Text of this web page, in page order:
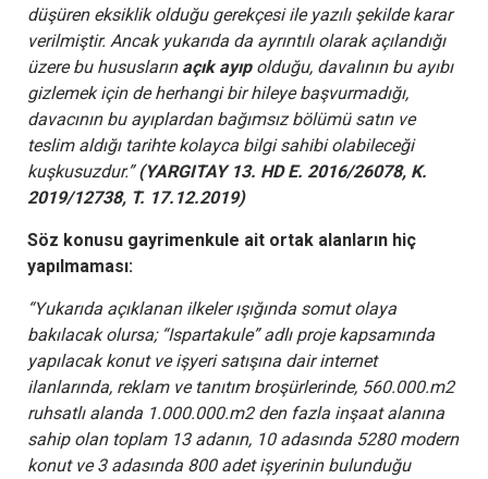
düşüren eksiklik olduğu gerekçesi ile yazılı şekilde karar
verilmiştir. Ancak yukarıda da ayrıntılı olarak açılandığı
üzere bu hususlarınaçık ayıp olduğu, davalının bu ayıbı
gizlemek için de herhangi bir hileye başvurmadığı,
davacının bu ayıplardan bağımsız bölümü satın ve
teslim aldığı tarihte kolayca bilgi sahibi olabileceği
kuşkusuzdur.”(YARGITAY 13. HD E. 2016/26078, K.
2019/12738, T. 17.12.2019)
Söz konusu gayrimenkule ait ortak alanların hiç
yapılmaması:
“Yukarıda açıklanan ilkeler ışığında somut olaya
bakılacak olursa; “Ispartakule” adlı proje kapsamında
yapılacak konut ve işyeri satışına dair internet
ilanlarında, reklam ve tanıtım broşürlerinde, 560.000.m2
ruhsatlı alanda 1.000.000.m2 den fazla inşaat alanına
sahip olan toplam 13 adanın, 10 adasında 5280 modern
konut ve 3 adasında 800 adet işyerinin bulunduğu